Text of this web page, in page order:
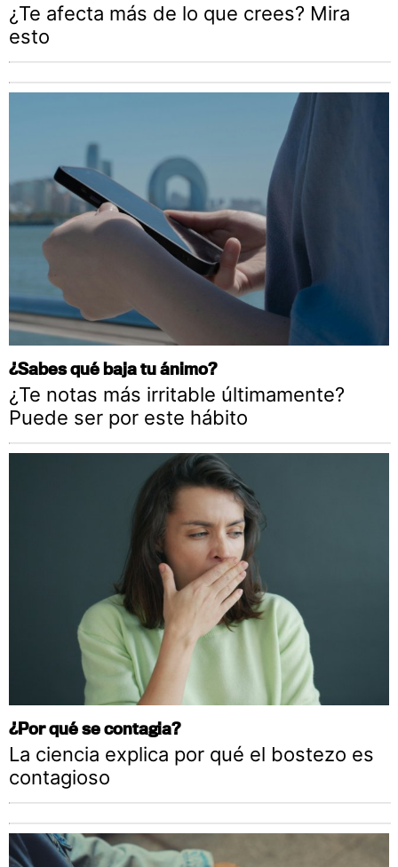
¿Te afecta más de lo que crees? Mira
esto
¿Sabes qué baja tu ánimo?
¿Te notas más irritable últimamente?
Puede ser por este hábito
¿Por qué se contagia?
La ciencia explica por qué el bostezo es
contagioso